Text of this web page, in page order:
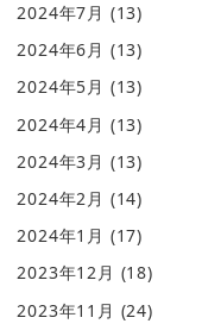
2024年7月 (13)
2024年6月 (13)
2024年5月 (13)
2024年4月 (13)
2024年3月 (13)
2024年2月 (14)
2024年1月 (17)
2023年12月 (18)
2023年11月 (24)